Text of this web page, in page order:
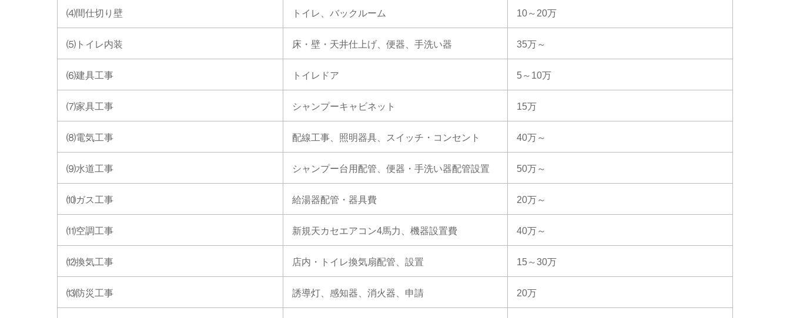
⑷間仕切り壁 トイレ、バックルーム 10～20万
⑸トイレ内装 床・壁・天井仕上げ、便器、手洗い器 35万～
⑹建具工事 トイレドア 5～10万
⑺家具工事 シャンプーキャビネット 15万
⑻電気工事 配線工事、照明器具、スイッチ・コンセント 40万～
⑼水道工事 シャンプー台用配管、便器・手洗い器配管設置 50万～
⑽ガス工事 給湯器配管・器具費 20万～
⑾空調工事 新規天カセエアコン4馬力、機器設置費 40万～
⑿換気工事 店内・トイレ換気扇配管、設置 15～30万
⒀防災工事 誘導灯、感知器、消火器、申請 20万